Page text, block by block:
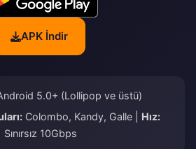
APK İndir
5.0+ (Lollipop ve üstü)
Colombo, Kandy, Galle | Hız:
Sınırsız 10Gbps